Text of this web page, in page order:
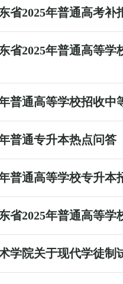
省2025年普通高考补
省2025年普通高等
普通高等学校招收
普通专升本热点问答
普通高等学校专升本
省2025年普通高等
学院关于现代学徒制